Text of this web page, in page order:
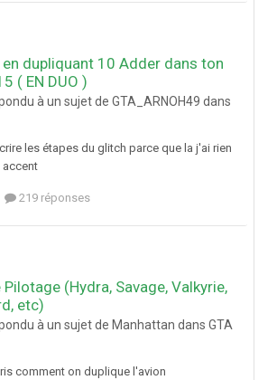
dupliquant 10 Adder dans ton
( EN DUO )
à un sujet de GTA_ARNOH49 dans
les étapes du glitch parce que la j'ai rien
accent
219 réponses
(Hydra, Savage, Valkyrie,
etc)
à un sujet de Manhattan dans GTA
comment on duplique l'avion